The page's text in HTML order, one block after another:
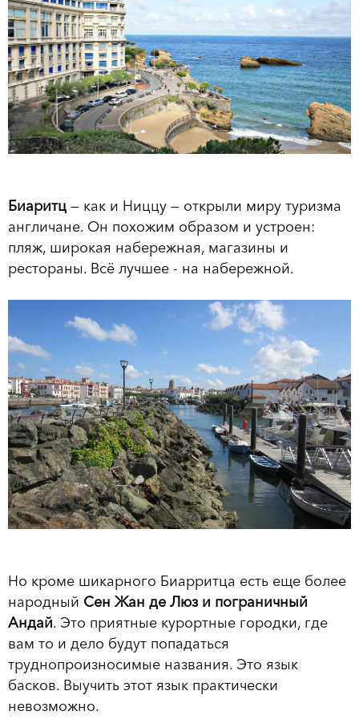
Биаритц — как и Ниццу — открыли миру туризма
англичане. Он похожим образом и устроен:
пляж, широкая набережная, магазины и
рестораны. Всё лучшее - на набережной.
Но кроме шикарного Биарритца есть еще более
народный Сен Жан де Люз и пограничный
Андай. Это приятные курортные городки, где
вам то и дело будут попадаться
труднопроизносимые названия. Это язык
басков. Выучить этот язык практически
невозможно.